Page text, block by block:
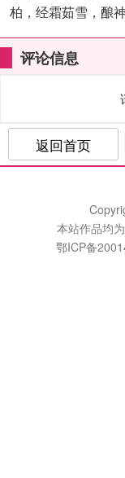
柏，经霜茹雪，酿
评论信息
返回首页
本站作品均
鄂ICP备